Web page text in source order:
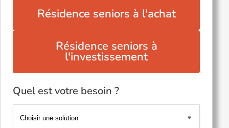
Résidence seniors à l'achat
Résidence seniors à
l'investissement
Quel est votre besoin ?